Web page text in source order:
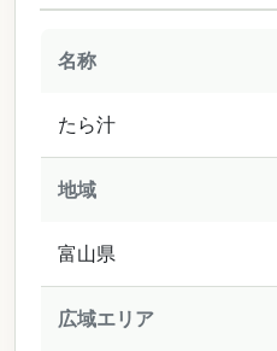
名称
たら汁
地域
富山県
広域エリア